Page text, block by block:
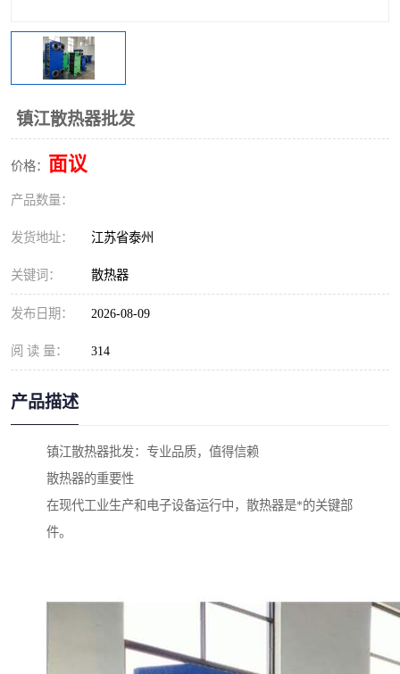
镇江散热器批发
价格： 面议
产品数量：
发货地址： 江苏省泰州
关键词： 散热器
发布日期： 2026-08-09
阅 读 量： 314
产品描述
镇江散热器批发：专业品质，值得信赖
散热器的重要性
在现代工业生产和电子设备运行中，散热器是*的关键部
件。